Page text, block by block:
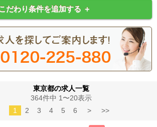
だわり条件を追加する ＋
東京都の求人一覧
364件中 1〜20表示
1
2 3 4 5 6 > >>